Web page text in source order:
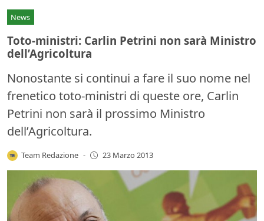
News
Toto-ministri: Carlin Petrini non sarà Ministro
dell’Agricoltura
Nonostante si continui a fare il suo nome nel
frenetico toto-ministri di queste ore, Carlin
Petrini non sarà il prossimo Ministro
dell’Agricoltura.
Team Redazione - 23 Marzo 2013